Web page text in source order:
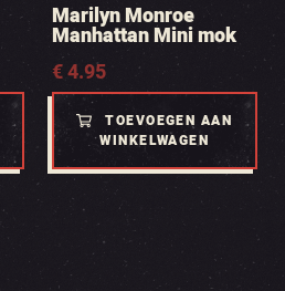
Marilyn Monroe
Manhattan Mini mok
€4.95
TOEVOEGEN AAN
WINKELWAGEN